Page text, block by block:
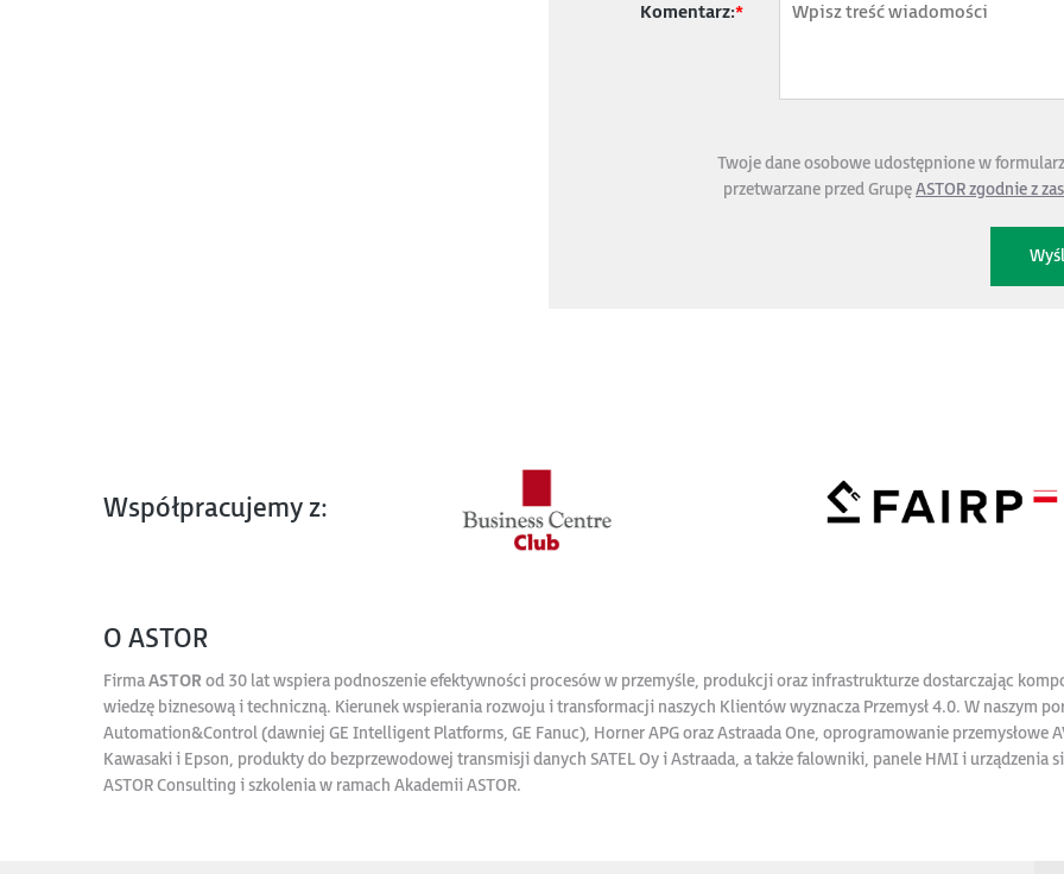
Komentarz:*
Twoje dane osobowe udostępnione w
przetwarzane przed GrupęASTOR zgodnie z
Współpracujemy z:
O ASTOR
FirmaASTOR od 30 lat wspiera podnoszenie efektywności procesów w przemyśle, produkcji oraz infrastrukturze dostarczając
wiedzę biznesową i techniczną. Kierunek wspierania rozwoju i transformacji naszych Klientów wyznacza Przemysł 4.0. W naszym
Automation&Control (dawniej GE Intelligent Platforms, GE Fanuc), Horner APG oraz Astraada One, oprogramowanie przemysłowe
Kawasaki i Epson, produkty do bezprzewodowej transmisji danych SATEL Oy i Astraada, a także falowniki, panele HMI i urządzenia
ASTOR Consulting i szkolenia w ramach Akademii ASTOR.